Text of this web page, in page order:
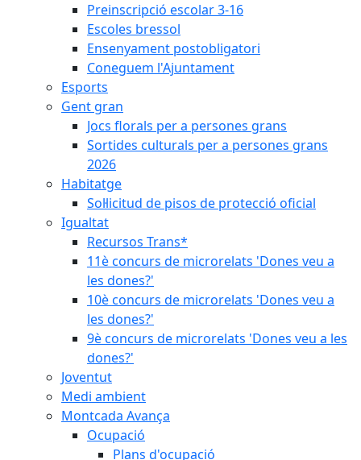
Preinscripció escolar 3-16
Escoles bressol
Ensenyament postobligatori
Coneguem l'Ajuntament
Esports
Gent gran
Jocs florals per a persones grans
Sortides culturals per a persones grans
2026
Habitatge
Sol·licitud de pisos de protecció oficial
Igualtat
Recursos Trans*
11è concurs de microrelats 'Dones veu a
les dones?'
10è concurs de microrelats 'Dones veu a
les dones?'
9è concurs de microrelats 'Dones veu a les
dones?'
Joventut
Medi ambient
Montcada Avança
Ocupació
Plans d'ocupació